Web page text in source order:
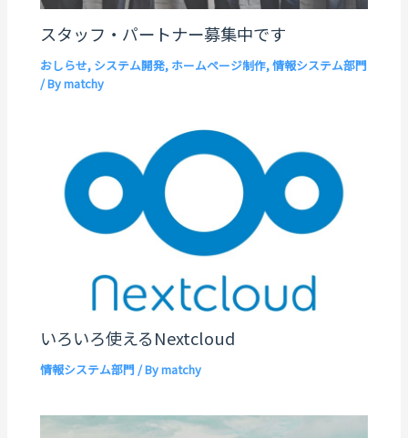
スタッフ・パートナー募集中です
おしらせ, システム開発, ホームページ制作,情報システム部門
/ Bymatchy
いろいろ使えるNextcloud
情報システム部門 / Bymatchy